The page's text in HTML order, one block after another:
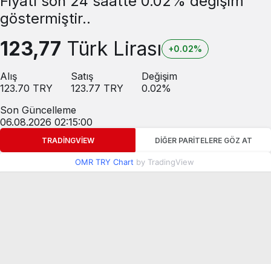
göstermiştir..
123,77 Türk Lirası +0.02%
Alış
123.70 TRY
Satış
123.77 TRY
Değişim
0.02%
Son Güncelleme
06.08.2026 02:15:00
TRADINGVIEW DIĞER PARITELERE GÖZ AT
OMR TRY Chart by TradingView